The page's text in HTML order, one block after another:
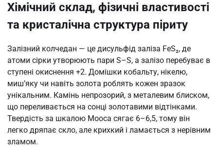
Хімічний склад, фізичні властивості
та кристалічна структура піриту
Залізний колчедан — це дисульфід заліза FeS₂, де
атоми сірки утворюють пари S–S, а залізо перебуває в
ступені окиснення +2. Домішки кобальту, нікелю,
миш’яку чи навіть золота роблять кожен зразок
унікальним. Камінь непрозорий, з металевим блиском,
що переливається на сонці золотавими відтінками.
Твердість за шкалою Мооса сягає 6–6,5, тому він
легко дряпає скло, але крихкий і ламається з нерівним
зламом.